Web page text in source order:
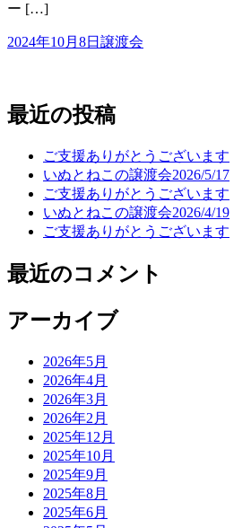
ー […]
2024年10月8日 譲渡会
最近の投稿
ご支援ありがとうございます
いぬとねこの譲渡会2026/5/17
ご支援ありがとうございます
いぬとねこの譲渡会2026/4/19
ご支援ありがとうございます
最近のコメント
アーカイブ
2026年5月
2026年4月
2026年3月
2026年2月
2025年12月
2025年10月
2025年9月
2025年8月
2025年6月